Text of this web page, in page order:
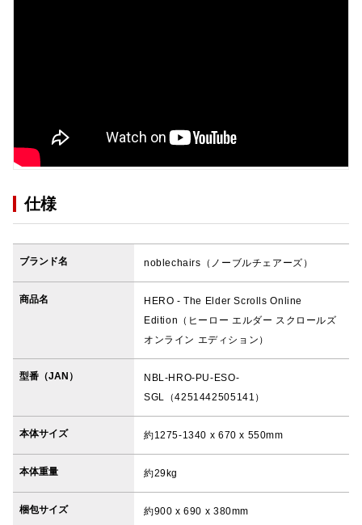
仕様
ブランド名 noblechairs（ノーブルチェアーズ）
商品名
HERO - The Elder Scrolls Online
Edition（ヒーロー エルダー スクロールズ
オンライン エディション）
型番（JAN）
NBL-HRO-PU-ESO-
SGL（4251442505141）
本体サイズ 約1275-1340 x 670 x 550mm
本体重量 約29kg
梱包サイズ 約900 x 690 x 380mm